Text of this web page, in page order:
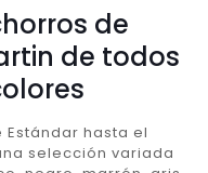
de
de todos
hasta el
selección variada